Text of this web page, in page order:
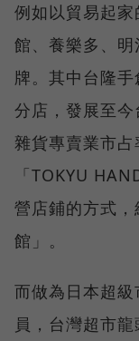
例如以貿易起
館、養樂多、
牌。其中台隆
分店，發展至
雜貨專賣業市
「TOKYU
營店鋪的方式
館」。
而做為日本超
員，台灣超市